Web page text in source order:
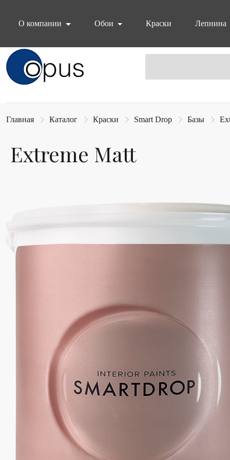
О компании Обои Краски Лепнина
Блок поиска
Главная Каталог Краски Smart Drop Базы
Extreme Matt